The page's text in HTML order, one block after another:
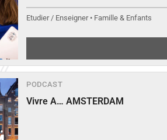
Etudier / Enseigner • Famille & Enfants
PODCAST
Vivre A… AMSTERDAM